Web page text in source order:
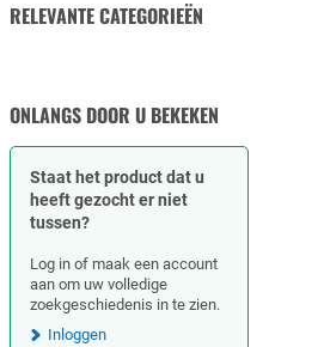
RELEVANTE CATEGORIEËN
ONLANGS DOOR U BEKEKEN
Staat het product dat u
heeft gezocht er niet
tussen?
Log in of maak een account
aan om uw volledige
zoekgeschiedenis in te zien.
Inloggen